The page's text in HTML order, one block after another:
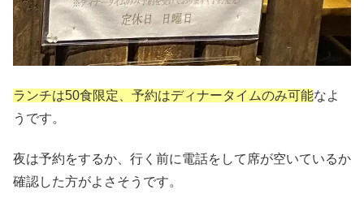
ランチは50食限定、予約はディナータイムのみ可能なよ
うです。
夜は予約をするか、行く前に電話をして席が空いているか
確認した方がよさそうです。